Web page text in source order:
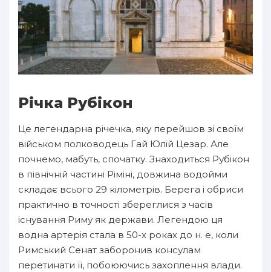
Річка Рубікон
Це легендарна річечка, яку перейшов зі своїм
військом полководець Гай Юлій Цезар. Але
почнемо, мабуть, спочатку. Знаходиться Рубікон
в північній частині Ріміні, довжина водойми
складає всього 29 кілометрів. Берега і обриси
практично в точності збереглися з часів
існування Риму як держави. Легендою ця
водна артерія стала в 50-х роках до н. е, коли
Римський Сенат заборонив консулам
перетинати її, побоюючись захоплення влади.